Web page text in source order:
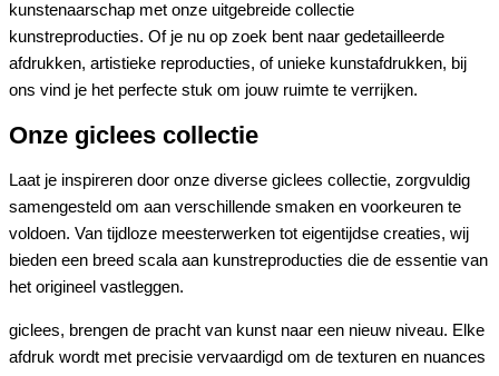
kunstenaarschap met onze uitgebreide collectie
kunstreproducties. Of je nu op zoek bent naar gedetailleerde
afdrukken, artistieke reproducties, of unieke kunstafdrukken, bij
ons vind je het perfecte stuk om jouw ruimte te verrijken.
Onze giclees collectie
Laat je inspireren door onze diverse giclees collectie, zorgvuldig
samengesteld om aan verschillende smaken en voorkeuren te
voldoen. Van tijdloze meesterwerken tot eigentijdse creaties, wij
bieden een breed scala aan kunstreproducties die de essentie van
het origineel vastleggen.
giclees, brengen de pracht van kunst naar een nieuw niveau. Elke
afdruk wordt met precisie vervaardigd om de texturen en nuances